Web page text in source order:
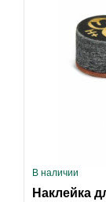
В наличии
Наклейка